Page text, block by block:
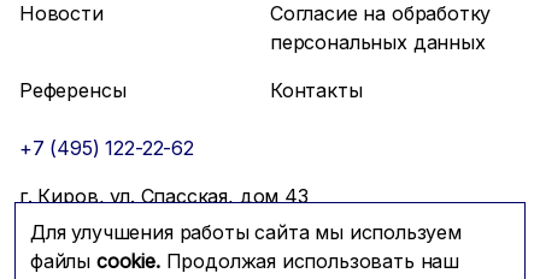
Для улучшения работы сайта мы используем
файлы cookie.Продолжая использовать наш
Новости
Согласие на обработку
персональных данных
Референсы
Контакты
+7 (495) 122-22-62
г. Киров, ул. Спасская, дом 43
info@mfmc.ru
Связаться с нами